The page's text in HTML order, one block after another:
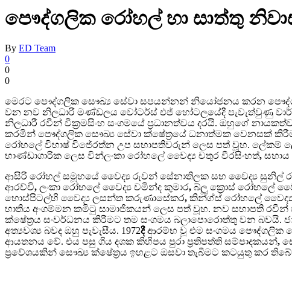
පෞද්ගලික රෝහල් හා සාත්තු
By ED Team
0
0
0
මෙරට පෞද්ගලික සෞඛ්‍ය සේවා සපයන්නන් නියෝජනය කරන
වන නව නිලධාරී මණ්ඩලය වෝටර්ස් එජ් හෝටලයේදී පැවැත්වුණු
නිලධාරී රවීන් වික්‍රමසිංහ සංගමයේ ප්‍රධානත්වය දරයි. ඔහුගේ
කරමින් පෞද්ගලික සෞඛ්‍ය සේවා ක්ෂේත්‍රයේ ධනාත්මක වෙනසක්
රෝහලේ විභාෂ් විජේරත්න උප සභාපතිවරුන් ලෙස පත් වූහ. ලේකම්
භාණ්ඩාගාරික ලෙස වින්ලංකා රෝහලේ වෛද්‍ය චතුර වීරසිංහත්,
ආසිරි රෝහල් සමූහයේ වෛද්‍ය රුවන් සේනාතිලක සහ වෛද්‍ය සුනිල්
ආරච්චි, ලංකා රෝහලේ වෛද්‍ය චමින්ද කුමාර, බ්ලූ ක්‍රොස් රෝහලේ
හොස්පිටල්හි වෛද්‍ය ලසන්ත කරුණාසේකර, කින්ග්ස් රෝහලේ වෛද්‍ය
භාතිය අංගම්මන කමිටු සාමාජිකයන් ලෙස පත් වූහ. නව සභාපති රවීන්
ක්ෂේත්‍රය සංවර්ධනය කිරීමට තම සංගමය බලාපොරොත්තු වන
අත්‍යවශ්‍ය බවද ඔහු පැවැසීය. 1972දීආරම්භ වූ එම සංගමය පෞද්ගලික
ආයතනය වේ. එය පසු ගිය දශක කිහිපය පුරා ප්‍රතිපත්ති සම්පාදකයන්,
ප්‍රවේශයකින් සෞඛ්‍ය ක්ෂේත්‍රය ඉහළට ඔසවා තැබීමට කටයුතු කර